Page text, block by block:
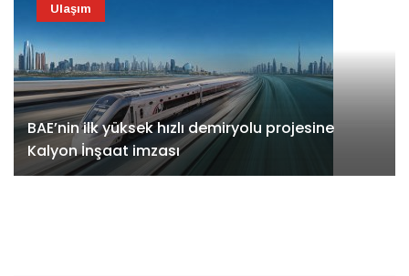
BAE’nin ilk yüksek hızlı demiryolu projesine
Kalyon İnşaat imzası
Ulaşım